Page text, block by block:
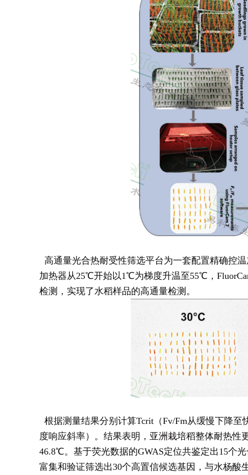
高通量光合热耐受性筛选平台为一套配置精确控
加热器从25℃开始以1℃为梯度升温至55℃，
检测，实现了水稻样品的高通量检测。
根据测量结果分别计算Tcrit（Fv/Fm从缓慢下降至
度响应斜率）。结果表明，亚洲栽培稻整体耐热
46.8℃。基于荧光数据的GWAS定位共鉴定出15个
富集和验证筛选出30个高置信候选基因，与水杨酸